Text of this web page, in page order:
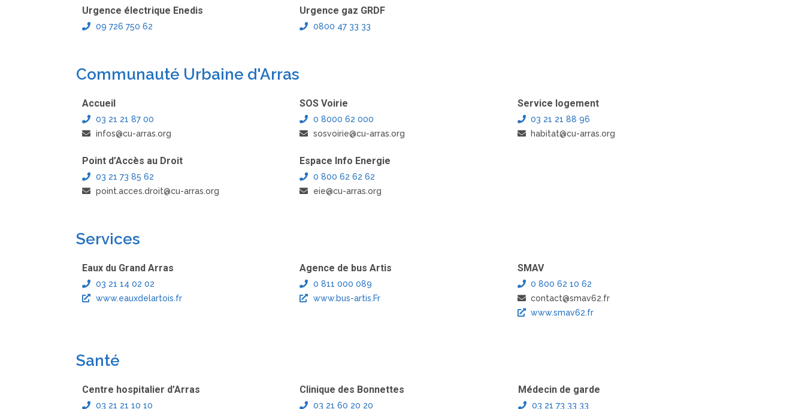
Urgence électrique Enedis
09 726 750 62
Urgence gaz GRDF
0800 47 33 33
Communauté Urbaine d'Arras
Accueil
03 21 21 87 00
infos@cu-arras.org
SOS Voirie
0 8000 62 000
sosvoirie@cu-arras.org
Service logement
03 21 21 88 96
habitat@cu-arras.org
Point d’Accès au Droit
03 21 73 85 62
point.acces.droit@cu-arras.org
Espace Info Energie
0 800 62 62 62
eie@cu-arras.org
Services
Eaux du Grand Arras
03 21 14 02 02
www.eauxdelartois.fr
Agence de bus Artis
0 811 000 089
www.bus-artis.Fr
SMAV
0 800 62 10 62
contact@smav62.fr
www.smav62.fr
Santé
Centre hospitalier d’Arras
03 21 21 10 10
Clinique des Bonnettes
03 21 60 20 20
Médecin de garde
03 21 73 33 33